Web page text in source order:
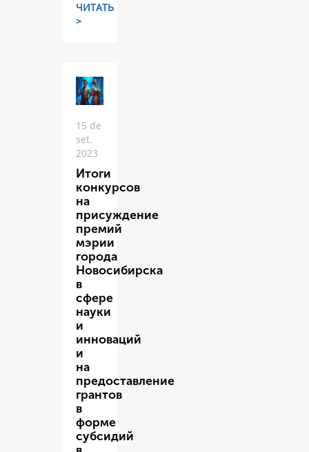
ЧИТАТЬ
>
15 de
set.
2023
Итоги
конкурсов
на
присуждение
премий
мэрии
города
Новосибирска
в
сфере
науки
и
инноваций
и
на
предоставление
грантов
в
форме
субсидий